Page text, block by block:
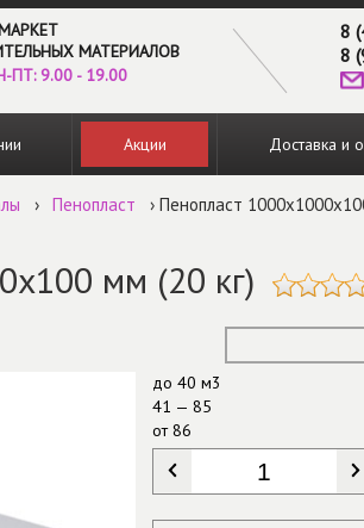
МАТЕРИАЛОВ
ПТ: 9.00 - 19.00
8
8
Акции Доставка и
› Пенопласт › Пенопласт
мм (20 кг)
до 40 м3
41 — 85
от86
КОЛИЧЕСТВО*